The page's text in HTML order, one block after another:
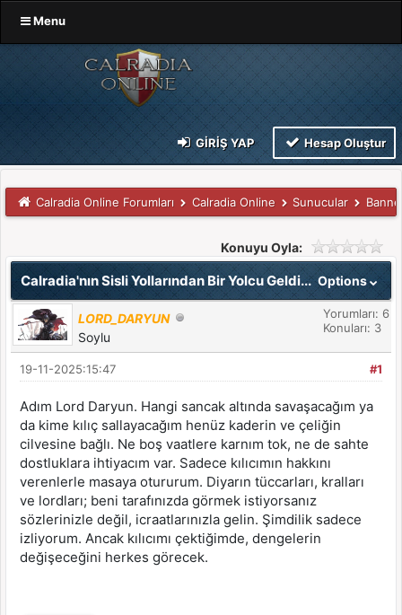
Menu
GIRIŞ YAP Hesap Oluştur
Calradia Online Forumları Calradia Online Sunucular
Konuyu Oyla:
Options
Calradia'nın Sisli Yollarından Bir Yolcu Geldi...
LORD_DARYUN
Soylu
Yorumları: 6
Konuları: 3
#1
19-11-2025:15:47
Adım Lord Daryun. Hangi sancak altında savaşacağım ya
da kime kılıç sallayacağım henüz kaderin ve çeliğin
cilvesine bağlı. Ne boş vaatlere karnım tok, ne de sahte
dostluklara ihtiyacım var. Sadece kılıcımın hakkını
verenlerle masaya otururum. Diyarın tüccarları, kralları
ve lordları; beni tarafınızda görmek istiyorsanız
sözlerinizle değil, icraatlarınızla gelin. Şimdilik sadece
izliyorum. Ancak kılıcımı çektiğimde, dengelerin
değişeceğini herkes görecek.